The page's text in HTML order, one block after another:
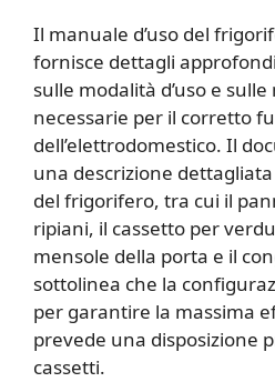
Il manuale d’uso del
fornisce dettagli
sulle modalità d’uso e
necessarie per il corretto
dell’elettrodomestico. Il
una descrizione
del frigorifero, tra cui il
ripiani, il cassetto per
mensole della porta e il
sottolinea che la
per garantire la massima
prevede una disposizione
cassetti.